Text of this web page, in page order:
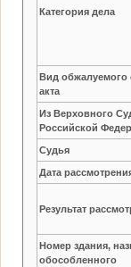
Категория дела
Вид обжалуемого
акта
Из Верховного
Российской
Судья
Дата
Результат
Номер здания,
обособленного